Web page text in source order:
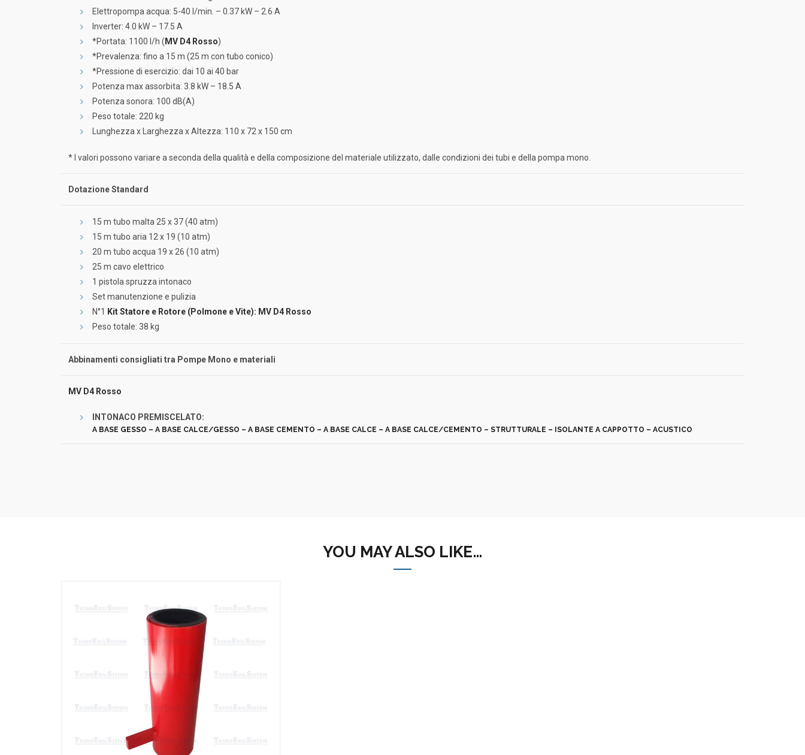
Elettropompa acqua: 5-40 l/min. – 0.37 kW – 2.6 A
Inverter: 4.0 kW – 17.5 A
*Portata: 1100 l/h ( MV D4 Rosso)
*Prevalenza: fino a 15 m (25 m con tubo conico)
*Pressione di esercizio: dai 10 ai 40 bar
Potenza max assorbita: 3.8 kW – 18.5 A
Potenza sonora: 100 dB(A)
Peso totale: 220 kg
Lunghezza x Larghezza x Altezza: 110 x 72 x 150 cm
* I valori possono variare a seconda della qualità e della composizione del materiale utilizzato, dalle condizioni dei tubi e della pompa mono.
Dotazione Standard
15 m tubo malta 25 x 37 (40 atm)
15 m tubo aria 12 x 19 (10 atm)
20 m tubo acqua 19 x 26 (10 atm)
25 m cavo elettrico
1 pistola spruzza intonaco
Set manutenzione e pulizia
N°1 Kit Statore e Rotore (Polmone e Vite): MV D4 Rosso
Peso totale: 38 kg
Abbinamenti consigliati tra Pompe Mono e materiali
MV D4 Rosso
INTONACO PREMISCELATO:
A BASE GESSO – A BASE CALCE/GESSO – A BASE CEMENTO – A BASE CALCE – A BASE CALCE/CEMENTO – STRUTTURALE – ISOLANTE A CAPPOTTO – ACUSTICO
YOU MAY ALSO LIKE…